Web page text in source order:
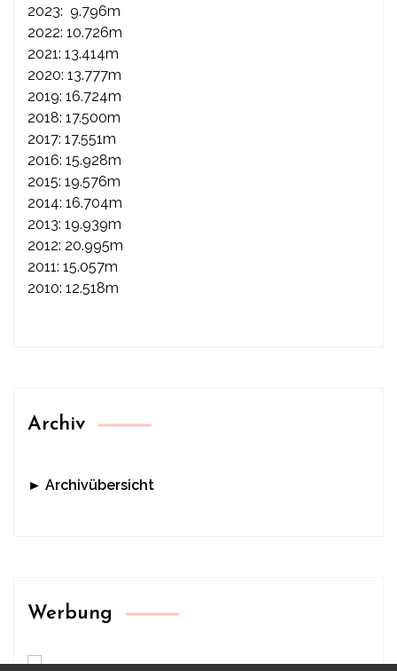
2023: 9.796m
2022: 10.726m
2021: 13.414m
2020: 13.777m
2019: 16.724m
2018: 17.500m
2017: 17.551m
2016: 15.928m
2015: 19.576m
2014: 16.704m
2013: 19.939m
2012: 20.995m
2011: 15.057m
2010: 12.518m
Archiv
► Archivübersicht
Werbung